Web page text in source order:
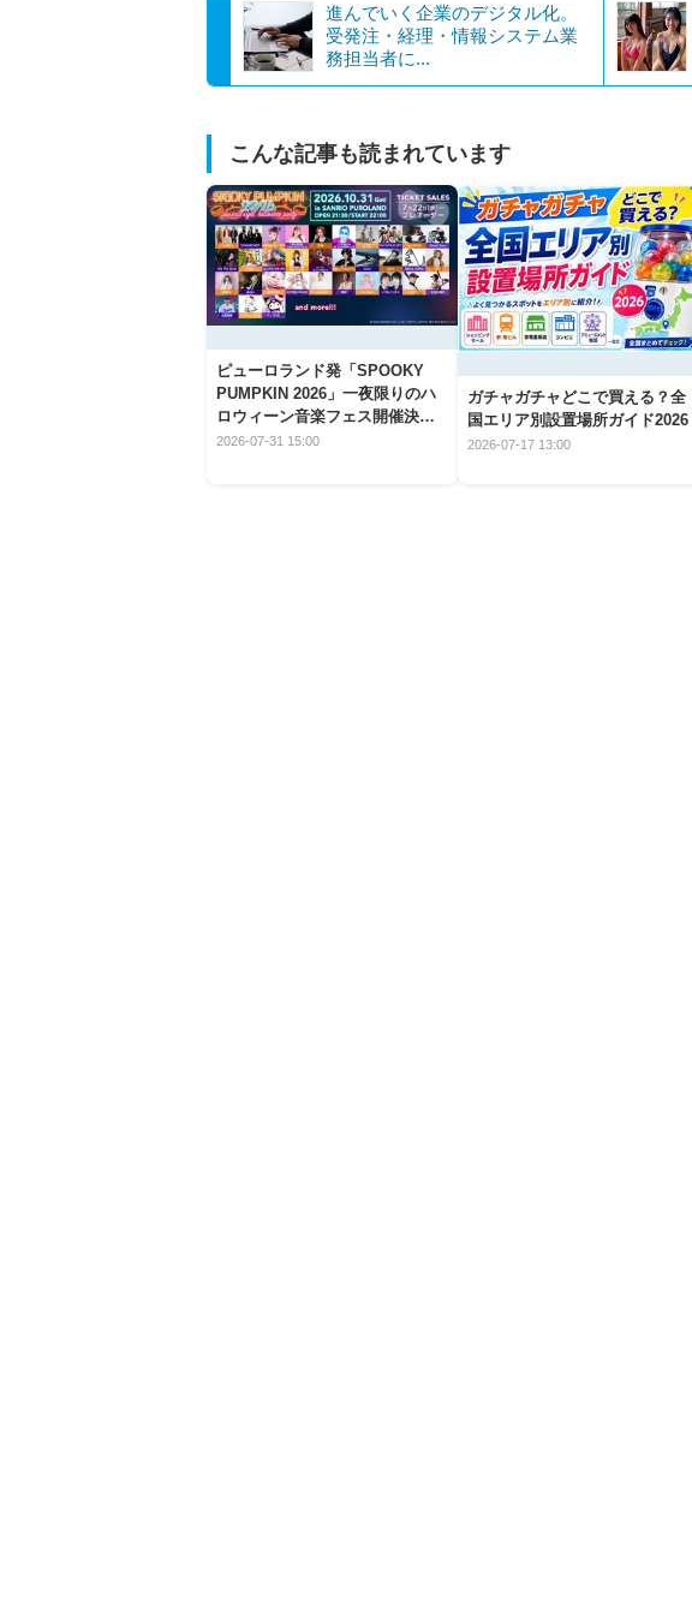
進んでいく企業のデジタル化。
受発注・経理・情報システム業
務担当者に...
こんな記事も読まれています
ピューロランド発「SPOOKY
PUMPKIN 2026」一夜限りのハ
ロウィーン音楽フェス開催決
定！
2026-07-31 15:00
ガチャガチャどこで買える？全
国エリア別設置場所ガイド2026
2026-07-17 13:00